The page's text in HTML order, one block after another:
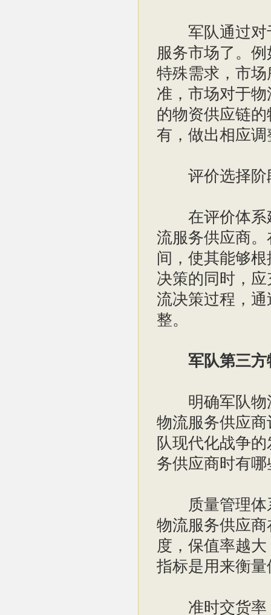
军队通过对于
服务市场了。
特殊需求，市
准，市场对于
的物资供应链
有，做出相应调
评价选择阶
在评价体系建
流服务供应商
间，使其能够
决策的同时，
流决策过程，
整。
军队第三方
明确军队物流
物流服务供应
队现代化战争
务供应商时有
质量管理体系
物流服务供应
度，保值率越
指标是用来衡
准时交货率：